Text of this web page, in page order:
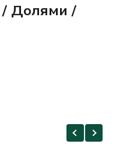
/ Долями /